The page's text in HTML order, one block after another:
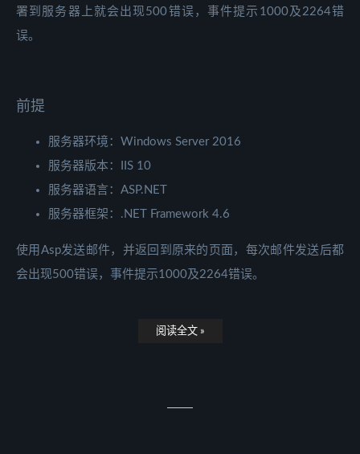
署到服务器上就会出现500错误，事件提示1000及2264错
误。
前提
服务器环境：Windows Server 2016
服务器版本：IIS 10
服务器语言：ASP.NET
服务器框架：.NET Framework 4.6
使用Asp发送邮件，并返回到原来的页面，每次邮件发送后都
会出现500错误，事件提示1000及2264错误。
阅读全文 »